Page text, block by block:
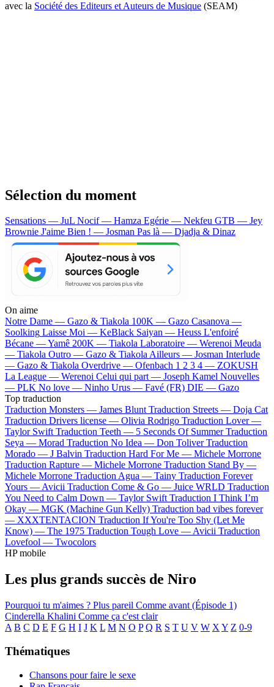
avec la Société des Editeurs et Auteurs de Musique (SEAM)
Sélection du moment
Sensations — JuL Nocif — Hamza Egérie — Nekfeu GTB — Jey
Brownie J'aime Bien ! — Josman Pas là — Djadja & Dinaz
On aime
Notre Dame — Gazo & Tiakola 100K — Gazo Casanova —
Soolking Laisse Moi — KeBlack Saiyan — Heuss L'enfoiré
Bécane —Yamê 200K — Tiakola Laboratoire — Werenoi Meuda
— Tiakola Outro — Gazo & TiakolaAilleurs — Josman Interlude
— Gazo & Tiakola Overdrive — Ofenbach 1 2 3 4 — ZOKUSH
La League — Werenoi Celui qui part — Joseph Kamel Nouvelles
— PLK No love — Ninho Urus — Favé (FR) DIE — Gazo
Top traduction
Traduction Monsters — James Blunt Traduction Streets — Doja Cat
Traduction Drivers license — Olivia Rodrigo Traduction Lover —
Taylor Swift Traduction Teeth — 5 Seconds Of Summer Traduction
Seya — Morad Traduction No Idea — Don Toliver Traduction
Morado — J Balvin Traduction Hard For Me — Michele Morrone
Traduction Rapture — Michele Morrone Traduction Stand By —
Michele Morrone Traduction Agua — Tainy Traduction Forever
Yours —Avicii Traduction Come & Go — Juice WRLD Traduction
You Need to Calm Down — Taylor Swift Traduction I Think I’m
Okay — MGK (Machine Gun Kelly) Traduction bad vibes forever
— XXXTENTACION Traduction If You're Too Shy (Let Me
Know) — The 1975 Traduction Tough Love —Avicii Traduction
Lovefool — Twocolors
HP mobile
Les plus grands succès de Niro
Pourquoi tu m'aimes ? Plus pareil Comme avant (Épisode 1)
Cinderella Khalini Comme ça c'est clair
A B C D E F G H I J K L M N O P Q R S T U V W X Y Z 0-9
Thématiques
Chansons pour faire le sexe